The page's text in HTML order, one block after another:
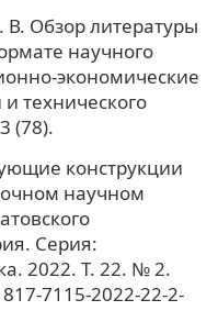
Обзор литературы
научного
экономические
технического
(78).
конструкции
научном
Серия:
2022. Т. 22. № 2.
7115-2022-22-2-